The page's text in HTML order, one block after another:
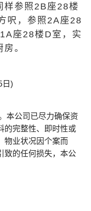
样参照2B座28楼
呎，参照2A座28
座28楼D室，实
。
日)
本公司已尽力确保资
的完整性、即时性或
物业状况因个案而
致的任何损失，本公